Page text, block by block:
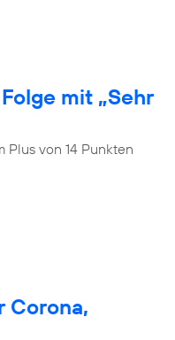
mit „Sehr
Plus von 14 Punkten
Corona,